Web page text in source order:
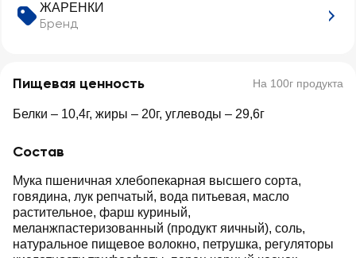
ЖАРЕНКИ
Бренд
Пищевая ценность На 100г продукта
Белки – 10,4г, жиры – 20г, углеводы – 29,6г
Состав
Мука пшеничная хлебопекарная высшего сорта,
говядина, лук репчатый, вода питьевая, масло
растительное, фарш куриный,
меланжпастеризованный (продукт яичный), соль,
натуральное пищевое волокно, петрушка, регуляторы